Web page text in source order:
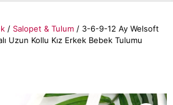
/ Salopet & Tulum / 3-6-9-12 Ay Welsoft
Uzun Kollu Kız Erkek Bebek Tulumu